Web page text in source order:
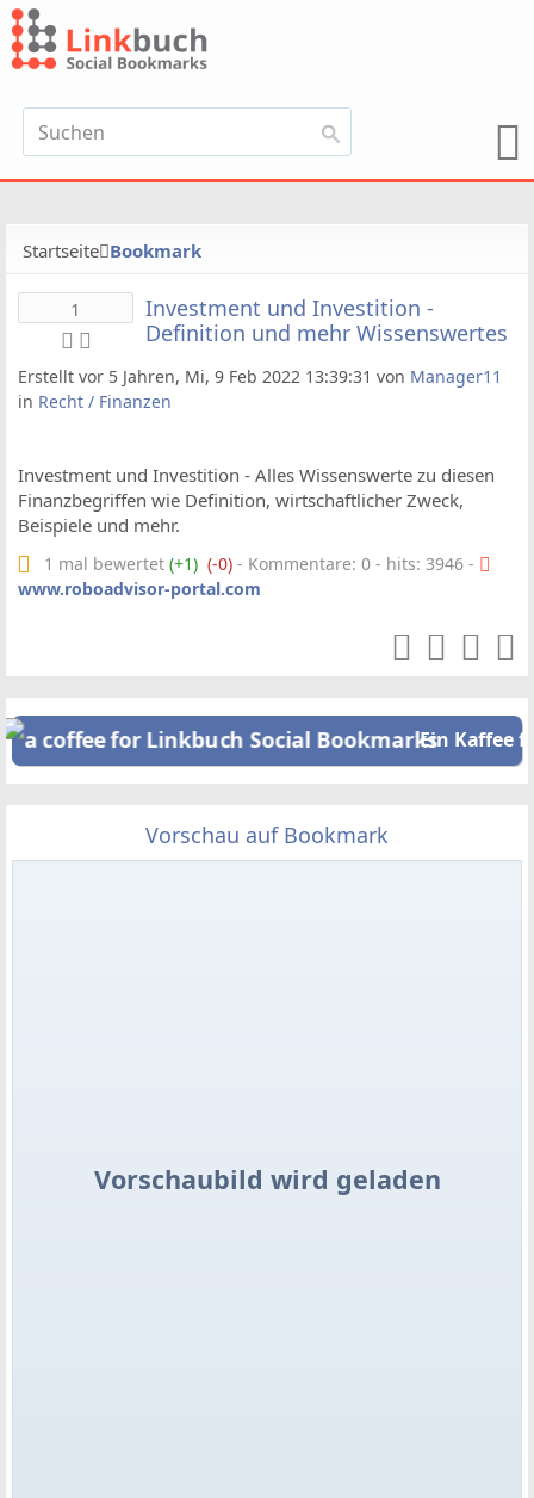
Startseite Bookmark
1
Investment und Investition -
Definition und mehr Wissenswertes
Erstellt vor 5 Jahren, Mi, 9 Feb 2022 13:39:31 von Manager11
in Recht / Finanzen
Investment und Investition - Alles Wissenswerte zu diesen
Finanzbegriffen wie Definition, wirtschaftlicher Zweck,
Beispiele und mehr.
1 mal bewertet (+1) (-0) - Kommentare: 0 - hits: 3946 -
www.roboadvisor-portal.com
Ein Kaffee
Vorschau auf Bookmark
Vorschaubild wird geladen